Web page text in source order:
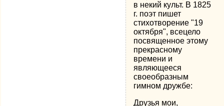
в некий культ. В 1825
г. поэт пишет
стихотворение "19
октября", всецело
посвященное этому
прекрасному
времени и
являющееся
своеобразным
гимном дружбе:
Друзья мои,